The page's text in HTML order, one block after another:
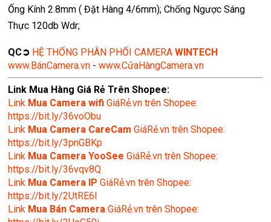
Ống Kính 2.8mm ( Đặt Hàng 4/6mm); Chống Ngược Sáng
Thực 120db Wdr;
QC➲ HỆ THỐNG PHÂN PHỐI CAMERAWINTECH
www.BánCamera.vn -www.CửaHàngCamera.vn
Link Mua Hàng Giá Rẻ Trên Shopee:
Link Mua Camera wifiGiáRẻ.vn trên Shopee:
https://bit.ly/36voObu
Link Mua Camera CareCam GiáRẻ.vn trên Shopee:
https://bit.ly/3pnGBKp
Link Mua Camera YooSee GiáRẻ.vn trên Shopee:
https://bit.ly/36vqv8Q
Link Mua Camera IP GiáRẻ.vn trên Shopee:
https://bit.ly/2UtRE6l
Link Mua Bán CameraGiáRẻ.vn trên Shopee: